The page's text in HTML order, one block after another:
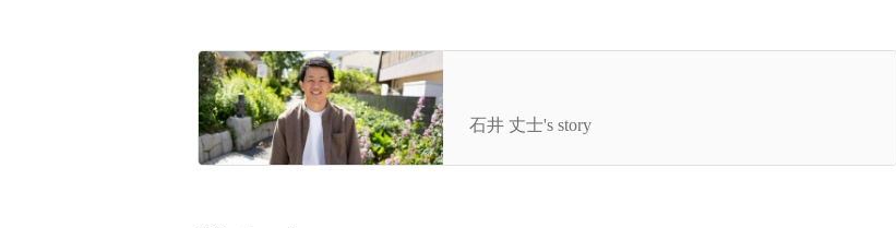
援に奔走した日々
石井 丈士's story